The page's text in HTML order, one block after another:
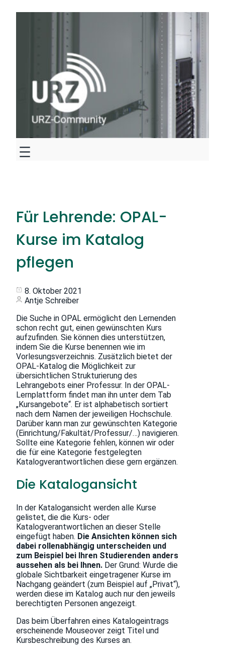
Für Lehrende: OPAL-
Kurse im Katalog
pflegen
8. Oktober 2021
Antje Schreiber
Die Suche in OPAL ermöglicht den Lernenden
schon recht gut, einen gewünschten Kurs
aufzufinden. Sie können dies unterstützen,
indem Sie die Kurse benennen wie im
Vorlesungsverzeichnis. Zusätzlich bietet der
OPAL-Katalog die Möglichkeit zur
übersichtlichen Strukturierung des
Lehrangebots einer Professur. In der OPAL-
Lernplattform findet man ihn unter dem Tab
„Kursangebote“. Er ist alphabetisch sortiert
nach dem Namen der jeweiligen Hochschule.
Darüber kann man zur gewünschten Kategorie
(Einrichtung/Fakultät/Professur/…) navigieren.
Sollte eine Kategorie fehlen, können wir oder
die für eine Kategorie festgelegten
Katalogverantwortlichen diese gern ergänzen.
Die Katalogansicht
In der Katalogansicht werden alle Kurse
gelistet, die die Kurs- oder
Katalogverantwortlichen an dieser Stelle
eingefügt haben. Die Ansichten können sich
dabei rollenabhängig unterscheiden und
zum Beispiel bei Ihren Studierenden anders
aussehen als bei Ihnen. Der Grund: Wurde die
globale Sichtbarkeit eingetragener Kurse im
Nachgang geändert (zum Beispiel auf „Privat“),
werden diese im Katalog auch nur den jeweils
berechtigten Personen angezeigt.
Das beim Überfahren eines Katalogeintrags
erscheinende Mouseover zeigt Titel und
Kursbeschreibung des Kurses an.